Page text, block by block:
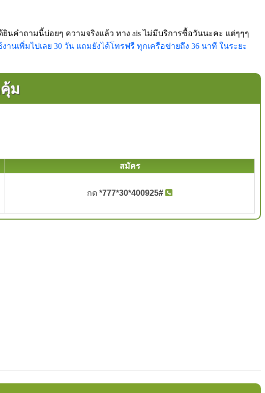
นคำถามนี้บ่อยๆ ความจริงแล้ว ทาง ais ไม่มีบริการซื้อวันนะคะ แต่ๆๆๆ
านเพิ่มไปเลย 30 วัน แถมยังได้โทรฟรี ทุกเครือข่ายถึง 36 นาที ในระยะ
ม
สมัคร
กด *777*30*400925#